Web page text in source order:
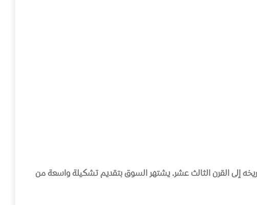
إلى القرن الثالث عشر.يشتهر السوق بتقديم تشكيلة واسعة من